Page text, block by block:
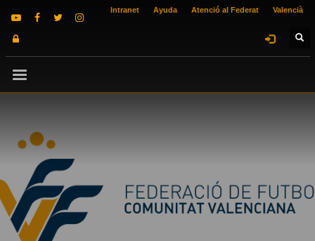
Intranet Ayuda Atenció al Federat Valencià